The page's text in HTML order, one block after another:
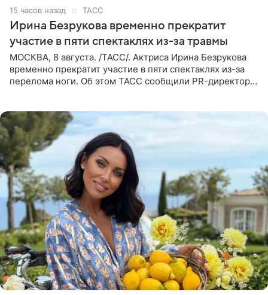
15 часов назад ТАСС
Ирина Безрукова временно прекратит
участие в пяти спектаклях из-за травмы
МОСКВА, 8 августа. /ТАСС/. Актриса Ирина Безрукова
временно прекратит участие в пяти спектаклях из-за
перелома ноги. Об этом ТАСС сообщили PR-директор